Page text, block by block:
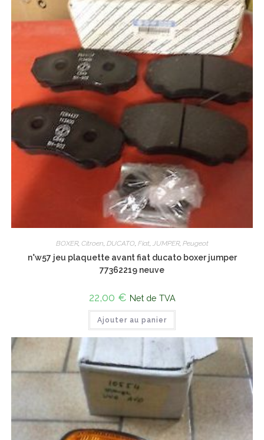
BOXER, Citroen, DUCATO, Fiat, JUMPER, Peugeot
n°w57 jeu plaquette avant fiat ducato boxer jumper
77362219 neuve
22,00 € Net de TVA
Ajouter au panier